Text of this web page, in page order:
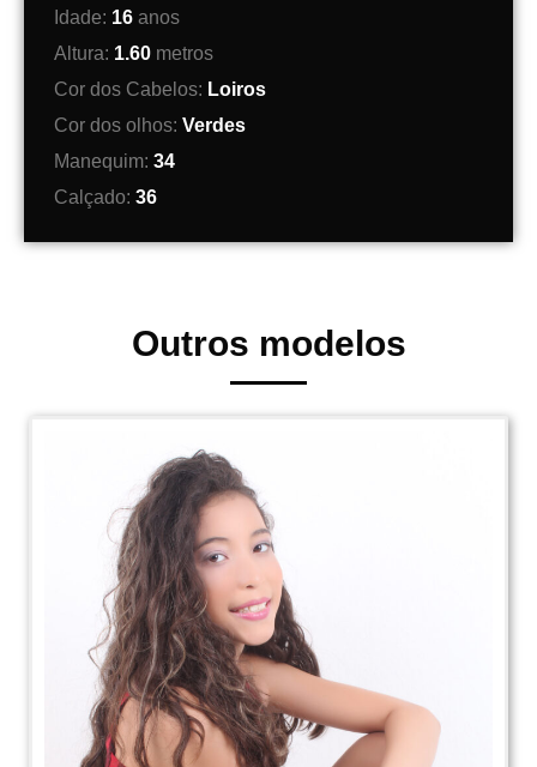
Idade: 16 anos
Altura: 1.60 metros
Cor dos Cabelos: Loiros
Cor dos olhos: Verdes
Manequim: 34
Calçado: 36
Outros modelos